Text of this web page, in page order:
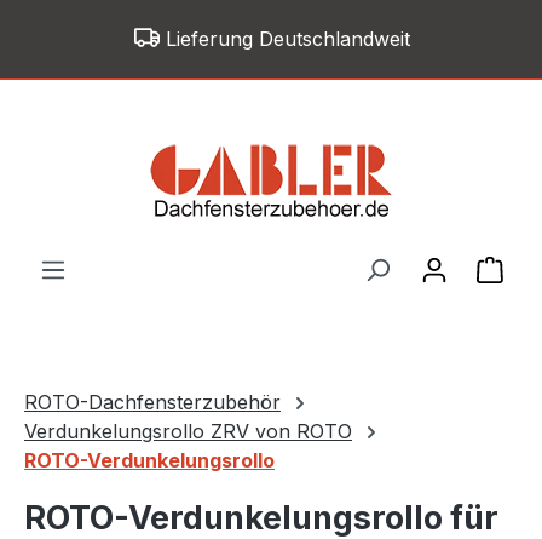
Zum Hauptinhalt springenLieferung Deutschlandweit
ROTO-Dachfensterzubehör
Verdunkelungsrollo ZRV von ROTO
ROTO-Verdunkelungsrollo
ROTO-Verdunkelungsrollo für